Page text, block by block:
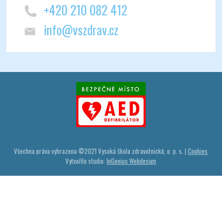
+420 210 082 412
info@vszdrav.cz
Všechna práva vyhrazena ©2021 Vysoká škola zdravotnická, o. p. s. |Cookies
Vytvořilo studio:InGenius Webdesign